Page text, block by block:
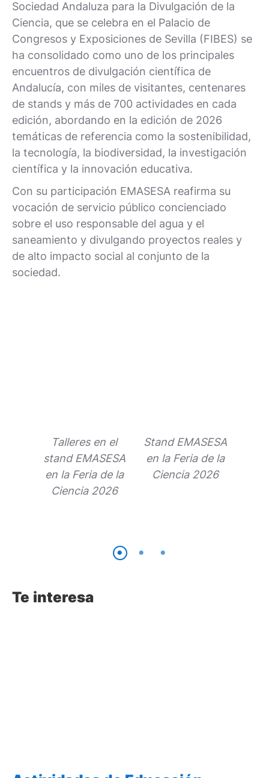
Sociedad Andaluza para la Divulgación de la
Ciencia, que se celebra en el Palacio de
Congresos y Exposiciones de Sevilla (FIBES) se
ha consolidado como uno de los principales
encuentros de divulgación científica de
Andalucía, con miles de visitantes, centenares
de stands y más de 700 actividades en cada
edición, abordando en la edición de 2026
temáticas de referencia como la sostenibilidad,
la tecnología, la biodiversidad, la investigación
científica y la innovación educativa.
Con su participación EMASESA reafirma su
vocación de servicio público concienciado
sobre el uso responsable del agua y el
saneamiento y divulgando proyectos reales y
de alto impacto social al conjunto de la
sociedad.
Talleres en el
stand EMASESA
en la Feria de la
Ciencia 2026
Stand EMASESA
en la Feria de la
Ciencia 2026
Te interesa